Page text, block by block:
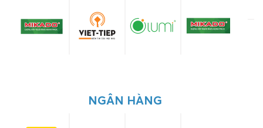
NGÂN HÀNG